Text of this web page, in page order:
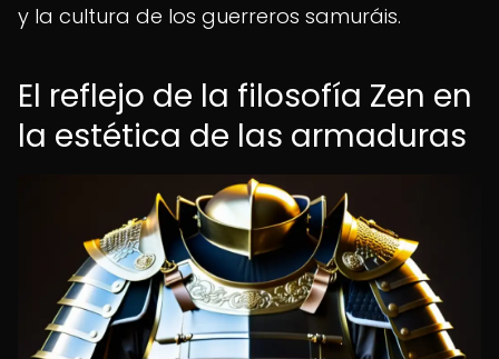
y la cultura de los guerreros samuráis.
El reflejo de la filosofía Zen en
la estética de las armaduras